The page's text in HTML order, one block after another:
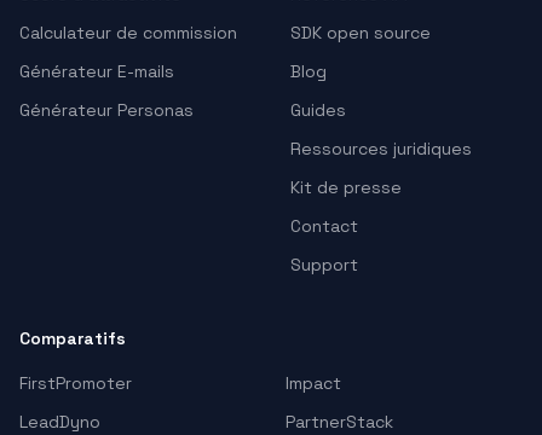
Calculateur de commission
Générateur E-mails
Générateur Personas
SDK open source
Blog
Guides
Ressources juridiques
Kit de presse
Contact
Support
Comparatifs
FirstPromoter
Impact
LeadDyno
PartnerStack